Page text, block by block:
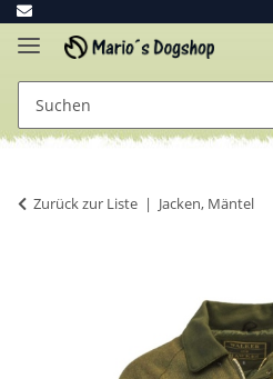
Zurück zur Liste Jacken, Mäntel